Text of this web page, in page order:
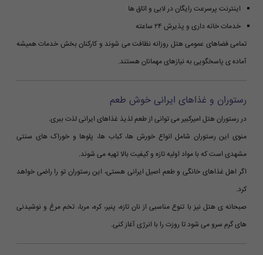
اینترنت پرسرعت رایگان در لابی و اتاق ها
خدمات خانه داری و پذیرش ۲۴ ساعته
تمامی فضاهای عمومی هتل روزانه نظافت می شوند و کارکنان بخش خدمات همیشه
آماده ی پاسخگویی به نیازهای مهمانان هستند.
رستوران و غذاهای ایرانی خوش طعم
در رستوران هتل امیرکبیر می توانی از طعم لذیذ غذاهای ایرانی لذت ببری.
منوی این رستوران شامل انواع خورش ها، کباب ها، پلوها و خوراک های سنتی
مشهدی است که با مواد اولیه تازه و کیفیت بالا تهیه می شوند.
اگر اهل غذاهای خانگی و طعم اصیل ایرانی هستی، این رستوران تو را راضی خواهد
کرد.
صبحانه ی هتل نیز با تنوع مناسبی از نان تازه، پنیر، کره، مربا، تخم مرغ و نوشیدنی
های گرم سرو می شود تا روزت را با انرژی آغاز کنی.